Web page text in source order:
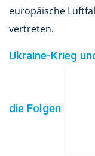
europäische
vertreten.
Ukraine-Krieg
die Folgen